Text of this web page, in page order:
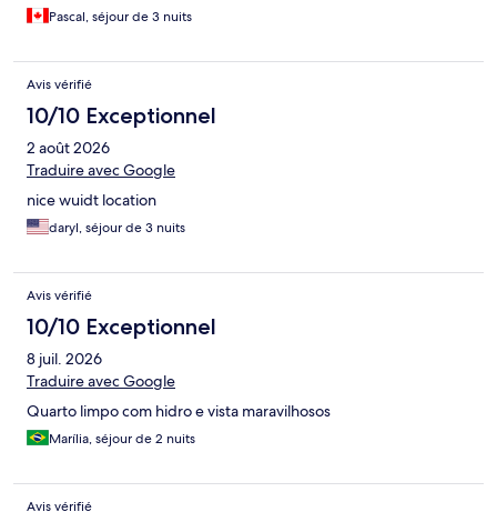
Pascal, séjour de 3 nuits
Avis vérifié
10/10 Exceptionnel
2 août 2026
Traduire avec Google
nice wuidt location
daryl, séjour de 3 nuits
Avis vérifié
10/10 Exceptionnel
8 juil. 2026
Traduire avec Google
Quarto limpo com hidro e vista maravilhosos
Marília, séjour de 2 nuits
Avis vérifié